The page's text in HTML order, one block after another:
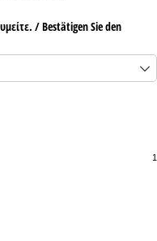
/​ Bestätigen Sie den